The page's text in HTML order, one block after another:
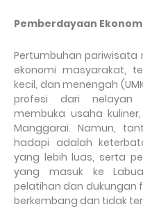
Pemberdayaan
Pertumbuhan
ekonomi masyarakat,
kecil, dan menengah
profesi dari nelayan
membuka usaha
Manggarai. Namun,
hadapi adalah
yang lebih luas, serta
yang masuk ke
pelatihan dan dukungan
berkembang dan tidak